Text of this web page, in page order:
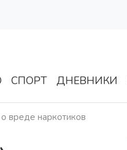
СПОРТ ДНЕВНИКИ
вреде наркотиков